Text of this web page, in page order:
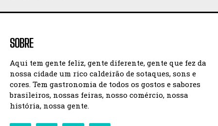
SOBRE
Aqui tem gente feliz, gente diferente, gente que fez da
nossa cidade um rico caldeirão de sotaques, sons e
cores. Tem gastronomia de todos os gostos e sabores
brasileiros, nossas feiras, nosso comércio, nossa
história, nossa gente.